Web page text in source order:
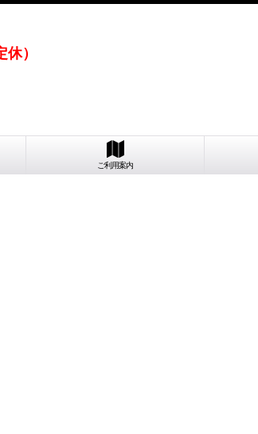
）
ご利用案内